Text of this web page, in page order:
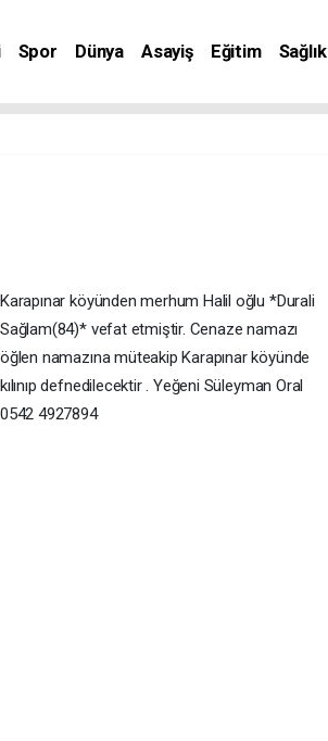
Spor Dünya Asayiş Eğitim Sağlık
Karapınar köyünden merhum Halil oğlu *Durali
Sağlam(84)* vefat etmiştir. Cenaze namazı
öğlen namazına müteakip Karapınar köyünde
kılınıp defnedilecektir . Yeğeni Süleyman Oral
0542 4927894